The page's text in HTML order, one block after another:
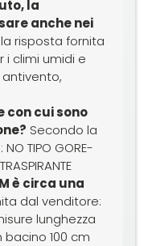
la
anche nei
risposta fornita
i climi umidi e
con cui sono
Secondo la
TIPO GORE-
è circa una
dal venditore:
lunghezza
100 cm